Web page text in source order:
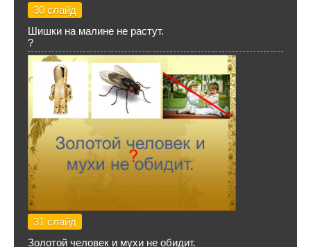
30 слайд
Шишки на малине не растут.
?
31 слайд
Золотой человек и мухи не обидит.